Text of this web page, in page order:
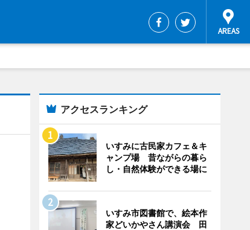
アクセスランキング
いすみに古民家カフェ＆キ
ャンプ場 昔ながらの暮ら
し・自然体験ができる場に
いすみ市図書館で、絵本作
家どいかやさん講演会 田